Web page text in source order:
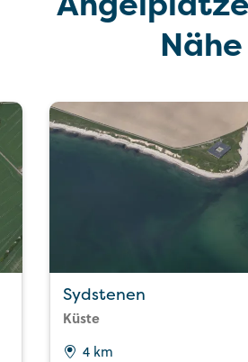
Nähe
Sydstenen
Küste
4 km